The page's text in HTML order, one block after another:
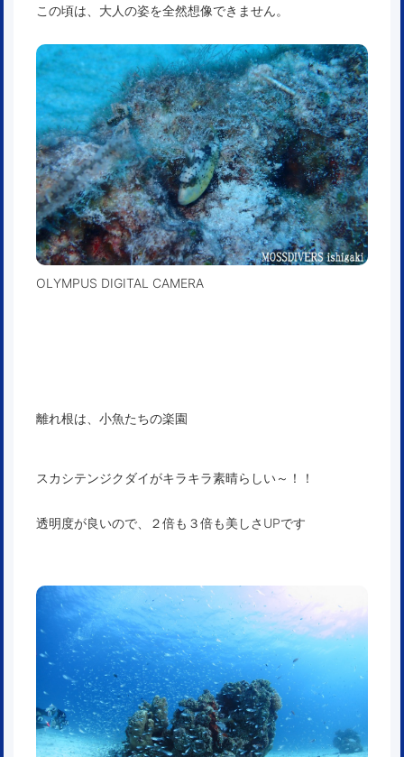
この頃は、大人の姿を全然想像できません。
OLYMPUS DIGITAL CAMERA
離れ根は、小魚たちの楽園
スカシテンジクダイがキラキラ素晴らしい～！！
透明度が良いので、２倍も３倍も美しさUPです